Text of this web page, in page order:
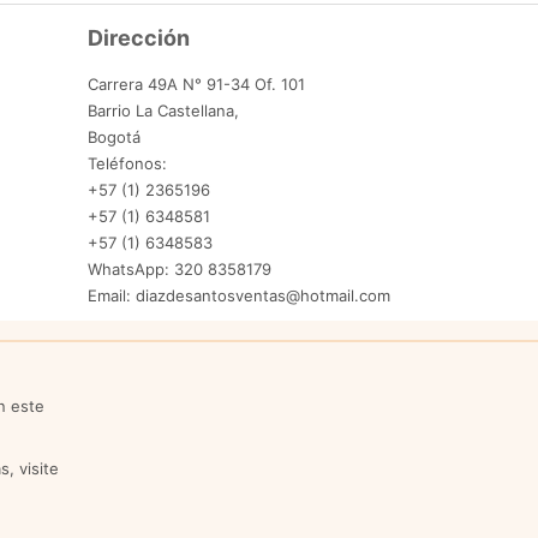
Dirección
Carrera 49A N° 91-34 Of. 101
Barrio La Castellana,
Bogotá
Teléfonos:
+57 (1) 2365196
+57 (1) 6348581
+57 (1) 6348583
WhatsApp: 320 8358179
Email: diazdesantosventas@hotmail.com
este
visite